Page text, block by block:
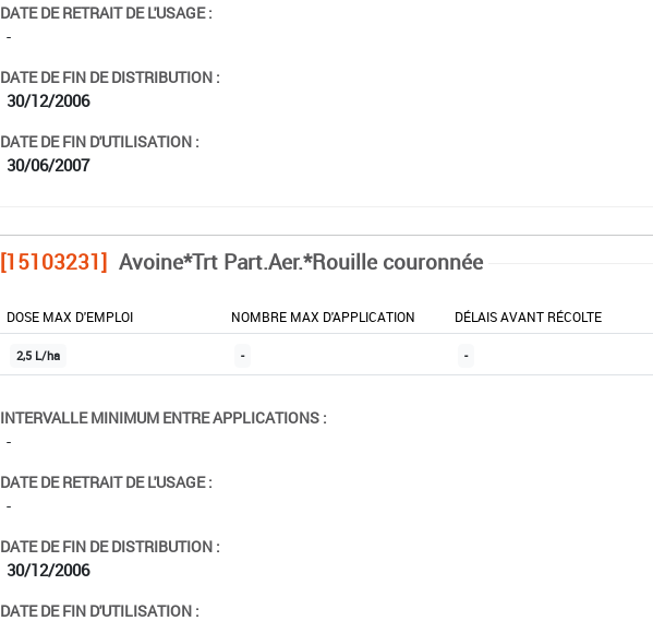
DATE DE RETRAIT DE L'USAGE :
-
DATE DE FIN DE DISTRIBUTION :
30/12/2006
DATE DE FIN D'UTILISATION :
30/06/2007
[15103231] Avoine*Trt Part.Aer.*Rouille couronnée
DOSE MAX D'EMPLOI NOMBRE MAX D'APPLICATION DÉLAIS AVANT RÉCOLTE
2,5 L/ha - -
INTERVALLE MINIMUM ENTRE APPLICATIONS :
-
DATE DE RETRAIT DE L'USAGE :
-
DATE DE FIN DE DISTRIBUTION :
30/12/2006
DATE DE FIN D'UTILISATION :